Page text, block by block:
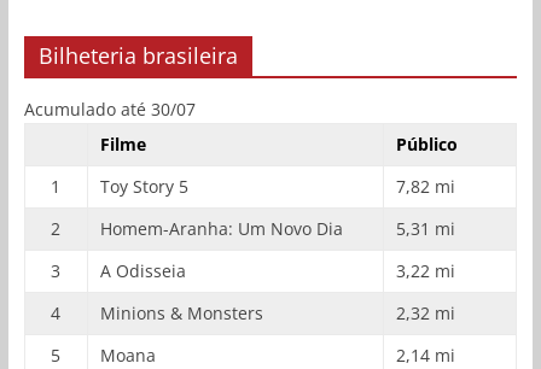
Bilheteria brasileira
Acumulado até 30/07
Filme
Público
1
Toy Story 5
7,82 mi
2
Homem-Aranha: Um Novo Dia
5,31 mi
3
A Odisseia
3,22 mi
4
Minions & Monsters
2,32 mi
5
Moana
2,14 mi